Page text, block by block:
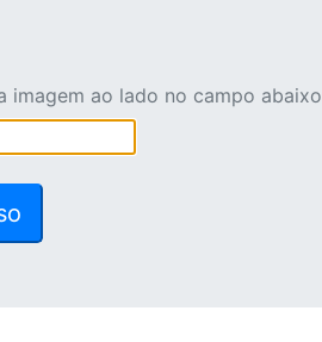
imagem ao lado no campo abaixo